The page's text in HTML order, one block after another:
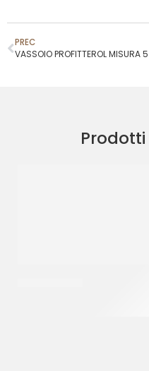
PREC